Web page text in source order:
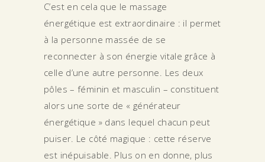
C’est en cela que le massage
énergétique est extraordinaire : il permet
à la personne massée de se
reconnecter à son énergie vitale grâce à
celle d’une autre personne. Les deux
pôles – féminin et masculin – constituent
alors une sorte de « générateur
énergétique » dans lequel chacun peut
puiser. Le côté magique : cette réserve
est inépuisable. Plus on en donne, plus